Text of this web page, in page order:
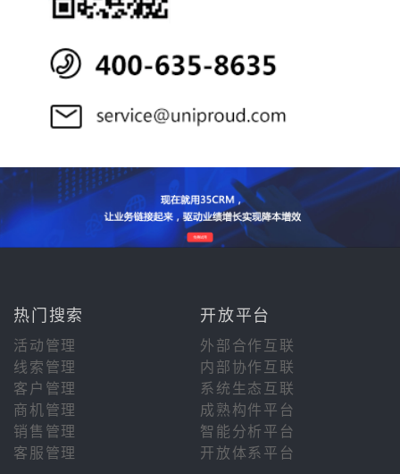
热门搜索 开放平台
活动管理
外部合作互联
线索管理
内部协作互联
客户管理
系统生态互联
商机管理
成熟构件平台
销售管理
智能分析平台
客服管理
开放体系平台